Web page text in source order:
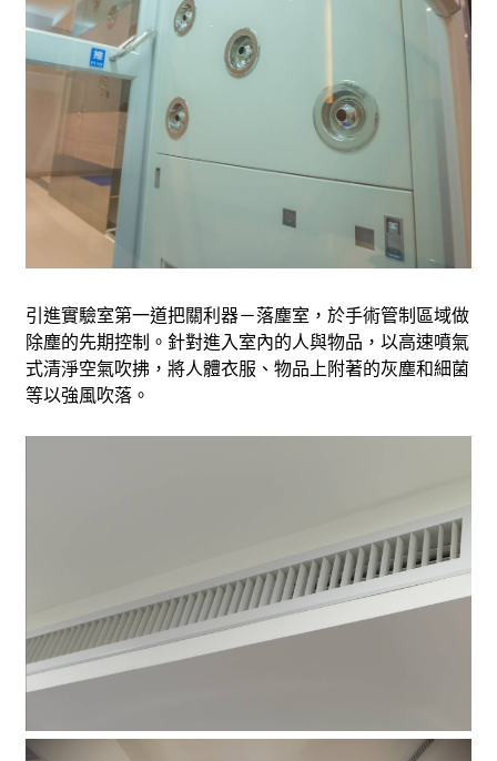
引進實驗室第一道把關利器－落塵室，於手術管制區域做
除塵的先期控制。針對進入室內的人與物品，以高速噴氣
式清淨空氣吹拂，將人體衣服、物品上附著的灰塵和細菌
等以強風吹落。